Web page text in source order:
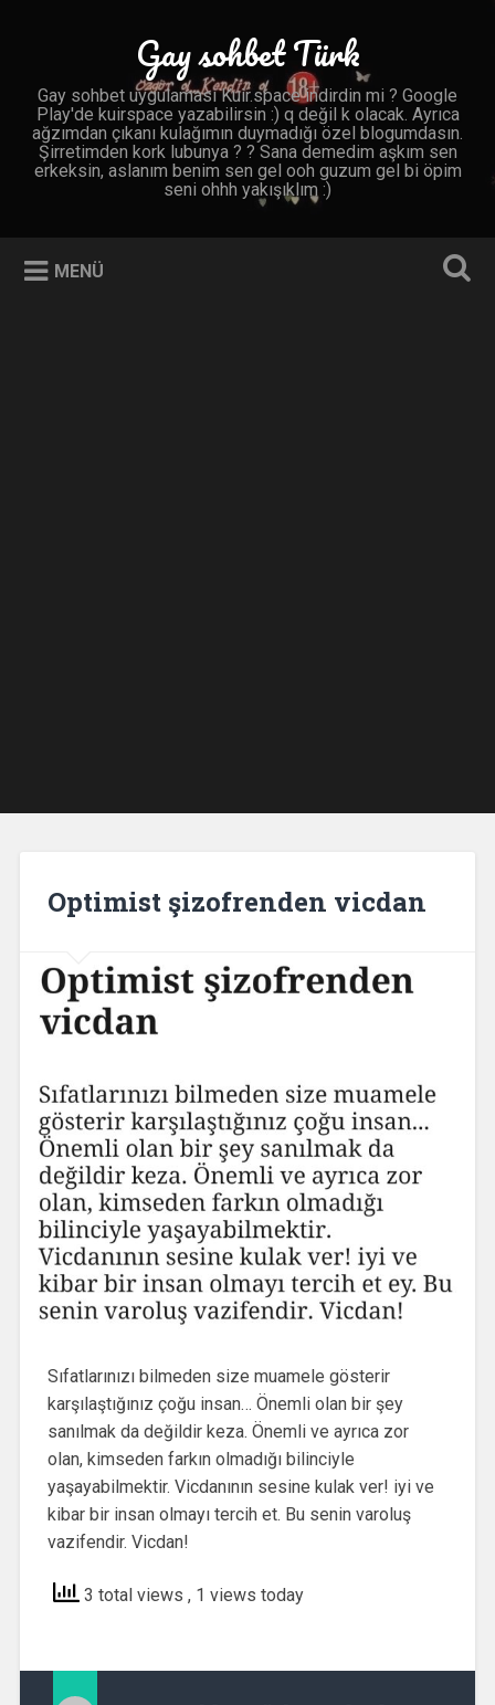
Gay sohbet Türk
Gay sohbet uygulaması Kuir.space indirdin mi ? Google
Play'de kuirspace yazabilirsin :) q değil k olacak. Ayrıca
ağzımdan çıkanı kulağımın duymadığı özel blogumdasın.
Şirretimden kork lubunya ? ? Sana demedim aşkım sen
erkeksin, aslanım benim sen gel ooh guzum gel bi öpim
seni ohhh yakışıklım :)
MENÜ
Optimist şizofrenden vicdan
Sıfatlarınızı bilmeden size muamele gösterir
karşılaştığınız çoğu insan… Önemli olan bir şey
sanılmak da değildir keza. Önemli ve ayrıca zor
olan, kimseden farkın olmadığı bilinciyle
yaşayabilmektir. Vicdanının sesine kulak ver! iyi ve
kibar bir insan olmayı tercih et. Bu senin varoluş
vazifendir. Vicdan!
3 total views , 1 views today